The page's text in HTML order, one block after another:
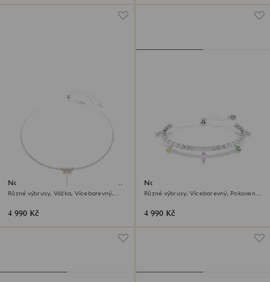
Náhrdelník Y Ariana Grande x
Swarovski
Různé výbrusy, Vážka, Vícebarevný,
4 990 Kč
Náramek Ariana Grande x
Swarovski
Různé výbrusy, Vícebarevný, Pokoveno
4 990 Kč